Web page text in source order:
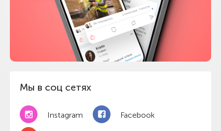
Мы в соц сетях
Instagram Facebook